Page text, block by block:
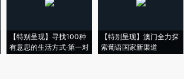
【特别呈现】寻找100种
有意思的生活方式·第一对
【特别呈现】澳门全力探
索葡语国家新渠道